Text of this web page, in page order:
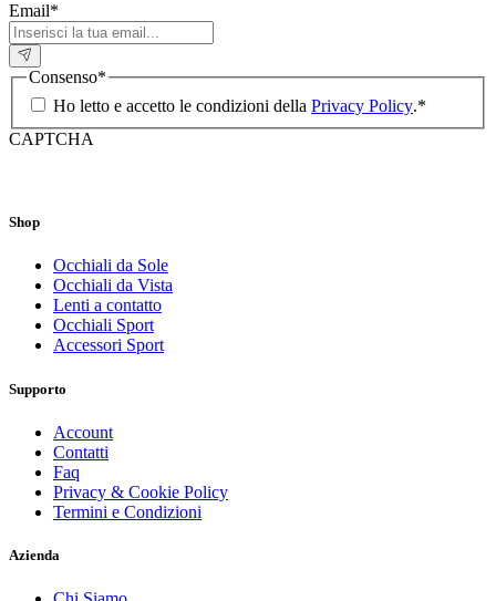
Email*
Consenso*
Ho letto e accetto le condizioni della Privacy Policy.*
CAPTCHA
Shop
Occhiali da Sole
Occhiali da Vista
Lenti a contatto
Occhiali Sport
Accessori Sport
Supporto
Account
Contatti
Faq
Privacy & Cookie Policy
Termini e Condizioni
Azienda